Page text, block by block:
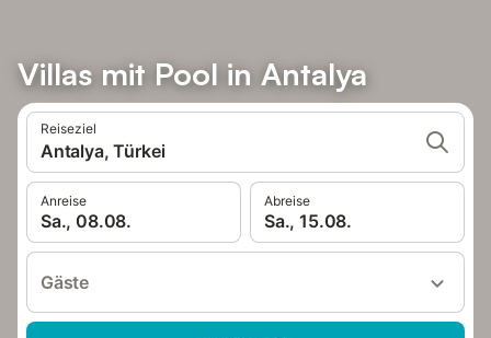
Villas mit Pool in Antalya
Reiseziel
Antalya, Türkei
Anreise
Sa., 08.08.
Abreise
Sa., 15.08.
Gäste